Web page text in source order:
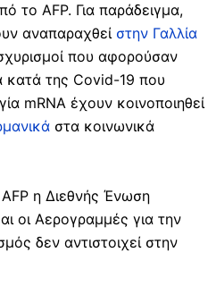
το AFP. Για παράδειγμα,
αναπαραχθεί στην Γαλλία
που αφορούσαν
κατά της Covid-19 που
mRNA έχουν κοινοποιηθεί
στα κοινωνικά
η Διεθνής Ένωση
οι Αερογραμμές για την
δεν αντιστοιχεί στην